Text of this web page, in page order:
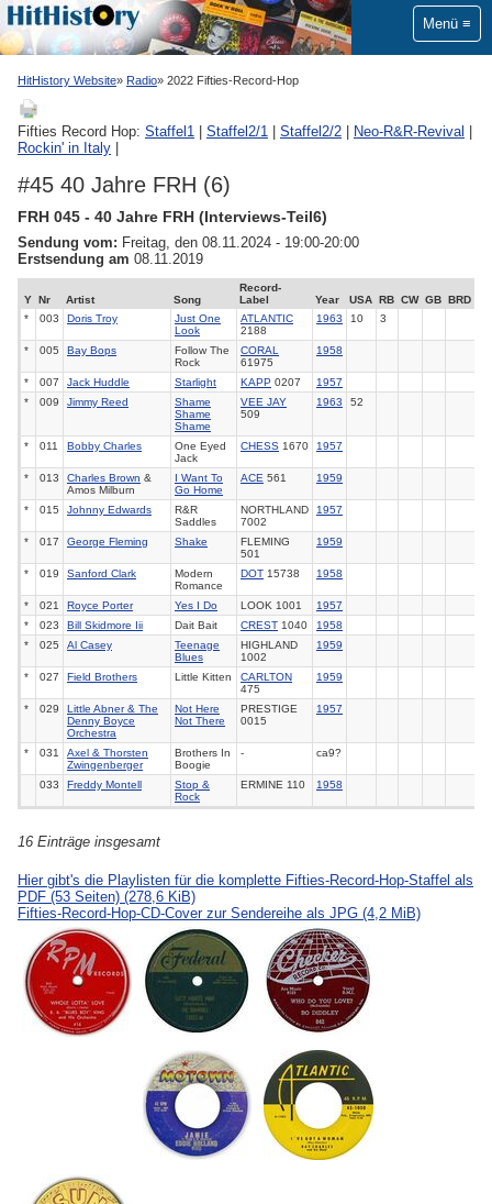
Menü
HitHistory Website Radio 2022 Fifties-Record-Hop
Fifties Record Hop: Staffel1 Staffel2/1 Staffel2/2 Neo-R&R-Revival
Rockin' in Italy
#45 40 Jahre FRH (6)
FRH 045 - 40 Jahre FRH (Interviews-Teil6)
Sendung vom: Freitag, den 08.11.2024 - 19:00-20:00
Erstsendung am 08.11.2019
Y Nr Artist Song
Record-
Label
Year USA RB CW GB BRD
*
003 Doris Troy
Just One
Look
ATLANTIC
2188
1963 10 3
* 005 Bay Bops
Follow The
Rock
CORAL
61975
1958
* 007 Jack Huddle Starlight KAPP 0207
1957
*
009 Jimmy Reed
Shame
Shame
Shame
VEE JAY
509
1963 52
* 011 Bobby Charles
One Eyed
Jack
CHESS 1670 1957
* 013 Charles Brown &
Amos Milburn
I Want To
Go Home
ACE 561 1959
* 015 Johnny Edwards
R&R
Saddles
NORTHLAND
7002
1957
* 017 George Fleming Shake
FLEMING
501
1959
* 019 Sanford Clark
Modern
Romance
DOT 15738 1958
* 021 Royce Porter Yes I Do LOOK 1001
1957
*
023 Bill Skidmore Iii Dait Bait CREST 1040
1958
*
025 Al Casey
Teenage
Blues
HIGHLAND
1002
1959
* 027 Field Brothers Little Kitten
CARLTON
475
1959
* 029
Little Abner & The
Denny Boyce
Orchestra
Not Here
Not There
PRESTIGE
0015
1957
* 031
Axel & Thorsten
Zwingenberger
Brothers In
Boogie
- ca9?
033 Freddy Montell
Stop &
Rock
ERMINE 110 1958
16 Einträge insgesamt
Hier gibt's die Playlisten für die komplette Fifties-Record-Hop-Staffel als
PDF (53 Seiten) (278,6 KiB)
Fifties-Record-Hop-CD-Cover zur Sendereihe als JPG (4,2 MiB)